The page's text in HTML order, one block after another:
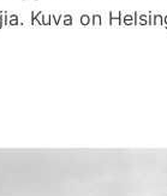
Kuva on